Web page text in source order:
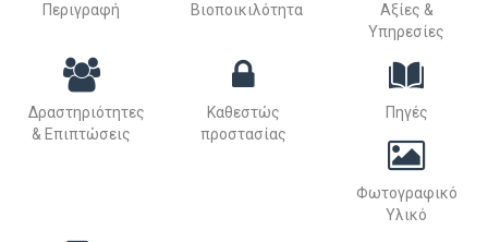
Περιγραφή Βιοποικιλότητα
Αξίες &
Υπηρεσίες
Δραστηριότητες
& Επιπτώσεις
Καθεστώς
προστασίας
Πηγές
Φωτογραφικό
Υλικό